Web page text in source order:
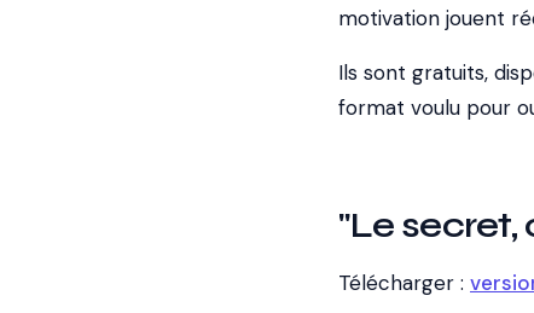
motivation jouent
Ils sont gratuits,
format voulu pour
"Le secret,
Télécharger :